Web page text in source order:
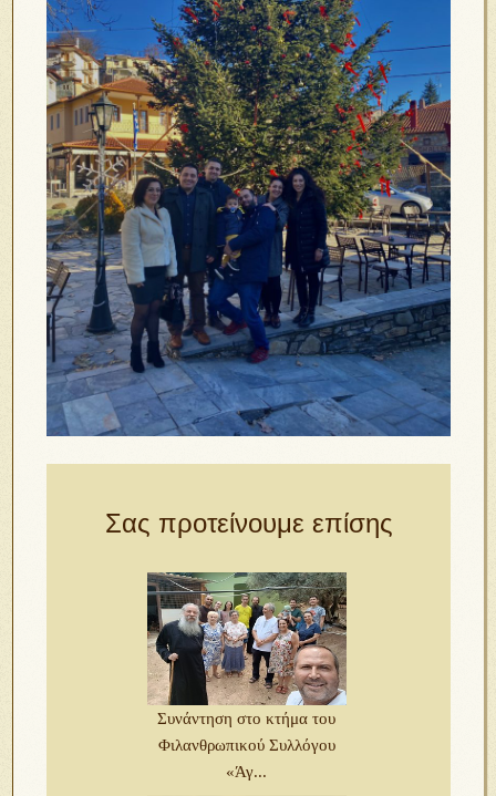
Σας προτείνουμε επίσης
Συνάντηση στο κτήμα του
Φιλανθρωπικού Συλλόγου
«Άγ...